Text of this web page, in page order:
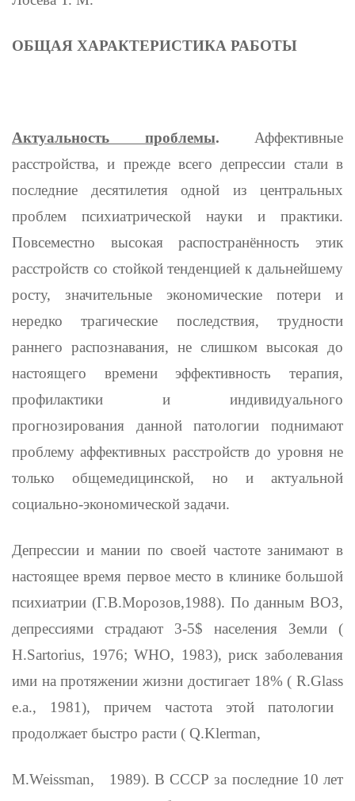
ОБЩАЯ ХАРАКТЕРИСТИКА РАБОТЫ
Актуальность проблемы. Аффективные
расстройства, и прежде всего депрессии стали в
последние десятилетия одной из централь­ных
проблем психиатрической науки и практики.
Повсеместно высо­кая распостранённость этик
расстройств со стойкой тенденцией к дальнейшему
росту, значительные экономические потери и
неред­ко трагические последствия, трудности
раннего распознавания, не слишком высокая до
настоящего времени эффективность терапия,
профилактики и индивидуального
прогнозирования данной патологии поднимают
проблему аффективных расстройств до уровня не
только общемедицинской, но и актуальной
социально-экономической задачи.
Депрессии и мании по своей частоте занимают в
настоящее время первое место в клинике большой
психиатрии (Г.В.Морозов,1988). По данным ВОЗ,
депрессиями страдают 3-5$ населения Земли (
H.Sartorius, 1976;WHO, 1983), риск заболевания
ими на про­тяжении жизни достигает 18% ( R.Glass
е.а., 1981), причем частота этой патологии
продолжает быстро расти ( Q.Klerman,
M.Weissman,
1989). В СССР за последние 10 лет